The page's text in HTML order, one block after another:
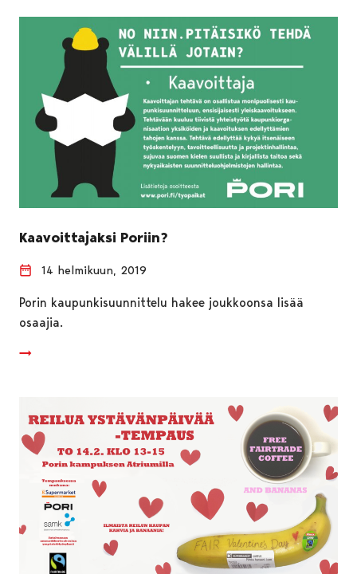
Kaavoittajaksi Poriin?
14 helmikuun, 2019
Porin kaupunkisuunnittelu hakee joukkoonsa lisää
osaajia.